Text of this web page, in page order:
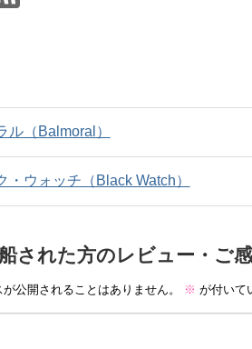
ル（Balmoral）
・ウォッチ（Black Watch）
された方のレビュー・ご
公開されることはありません。 ※ が付いて